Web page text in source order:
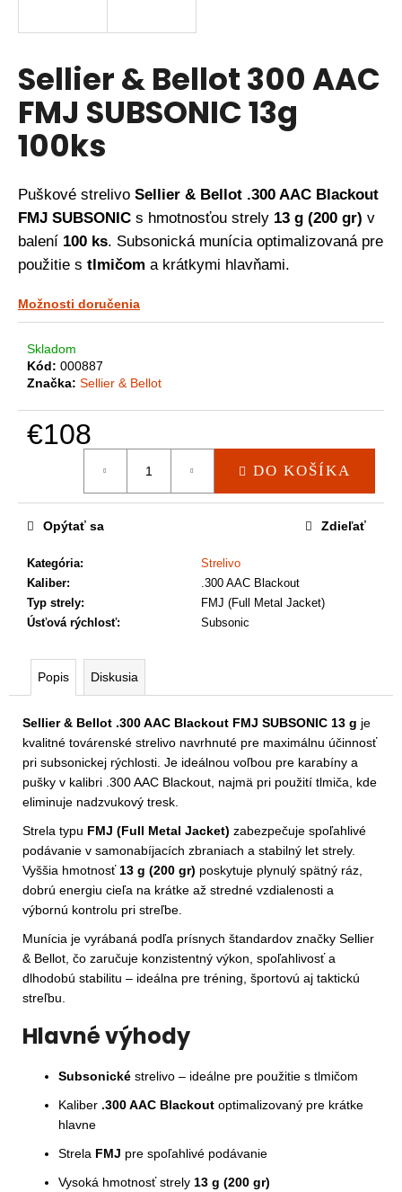
Sellier & Bellot 300 AAC
FMJ SUBSONIC 13g
100ks
Puškové strelivo Sellier & Bellot .300 AAC Blackout
FMJ SUBSONIC s hmotnosťou strely 13 g (200 gr) v
balení 100 ks. Subsonická munícia optimalizovaná pre
použitie s tlmičom a krátkymi hlavňami.
Možnosti doručenia
Skladom
Kód: 000887
Značka: Sellier & Bellot
€108
DO KOŠÍKA
Kategória:
Strelivo
Kaliber:
.300 AAC Blackout
Typ strely:
FMJ (Full Metal Jacket)
Úsťová rýchlosť: Subsonic
Opýtať sa Zdieľať
Popis Diskusia
Sellier & Bellot .300 AAC Blackout FMJ SUBSONIC 13 g je
kvalitné továrenské strelivo navrhnuté pre maximálnu účinnosť
pri subsonickej rýchlosti. Je ideálnou voľbou pre karabíny a
pušky v kalibri .300 AAC Blackout, najmä pri použití tlmiča, kde
eliminuje nadzvukový tresk.
Strela typu FMJ (Full Metal Jacket) zabezpečuje spoľahlivé
podávanie v samonabíjacích zbraniach a stabilný let strely.
Vyššia hmotnosť 13 g (200 gr) poskytuje plynulý spätný ráz,
dobrú energiu cieľa na krátke až stredné vzdialenosti a
výbornú kontrolu pri streľbe.
Munícia je vyrábaná podľa prísnych štandardov značky Sellier
& Bellot, čo zaručuje konzistentný výkon, spoľahlivosť a
dlhodobú stabilitu – ideálna pre tréning, športovú aj taktickú
streľbu.
Hlavné výhody
Subsonické strelivo – ideálne pre použitie s tlmičom
Kaliber .300 AAC Blackout optimalizovaný pre krátke
hlavne
Strela FMJ pre spoľahlivé podávanie
Vysoká hmotnosť strely 13 g (200 gr)
s
ť
?
HĽADAŤ
O
p
o
ú
č
a
m